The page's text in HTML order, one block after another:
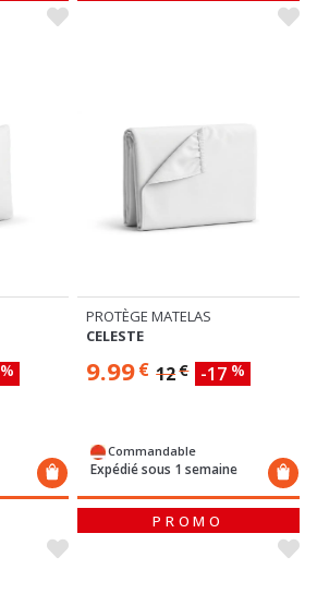
%
PROTÈGE MATELAS
CELESTE
9.99€ 12€ -17 %
Commandable
Expédié sous 1 semaine
PROMO